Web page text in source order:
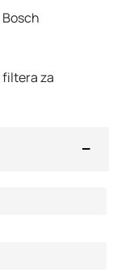
Bosch
filtera za